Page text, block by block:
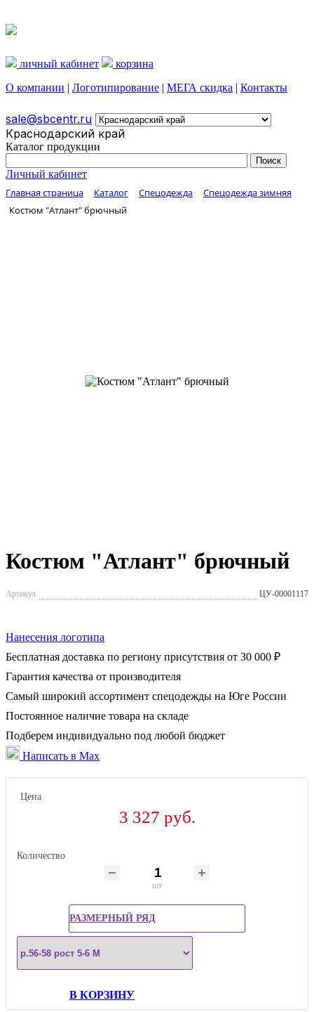
личный кабинет
корзина
О компании | Логотипирование | МЕГА скидка | Контакты
sale@sbcentr.ru
Краснодарский край
Каталог продукции
Личный кабинет
Главная страница Каталог Спецодежда
Спецодежда зимняя
Костюм "Атлант" брючный
Костюм "Атлант" брючный
Артикул ЦУ-00001117
Нанесения логотипа
Бесплатная доставка по региону присутствия от 30 000 ₽
Гарантия качества от производителя
Самый широкий ассортимент спецодежды на Юге России
Постоянное наличие товара на складе
Подберем индивидуально под любой бюджет
Написать в Max
Цена
3 327 руб.
Количество
шт
РАЗМЕРНЫЙ РЯД
В КОРЗИНУ